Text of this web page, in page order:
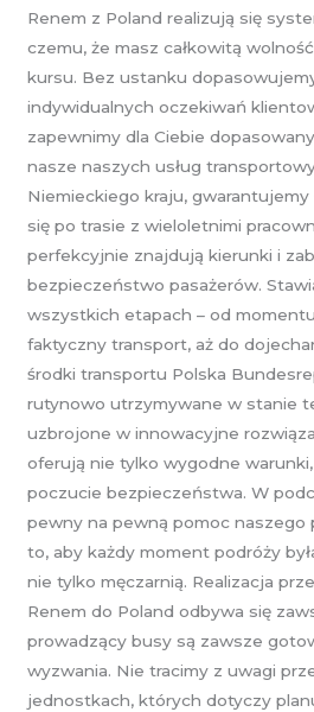
Renem z Poland realizują się
czemu, że masz całkowitą
kursu. Bez ustanku
indywidualnych oczekiwań
zapewnimy dla Ciebie
nasze naszych usług
Niemieckiego kraju, gwarantujemy
się po trasie z wieloletnimi
perfekcyjnie znajdują kierunki i
bezpieczeństwo pasażerów.
wszystkich etapach – od
faktyczny transport, aż do
środki transportu Polska
rutynowo utrzymywane w stanie
uzbrojone w innowacyjne
oferują nie tylko wygodne
poczucie bezpieczeństwa. W
pewny na pewną pomoc naszego
to, aby każdy moment podróży
nie tylko męczarnią. Realizacja
Renem do Poland odbywa się
prowadzący busy są zawsze
wyzwania. Nie tracimy z uwagi
jednostkach, których dotyczy